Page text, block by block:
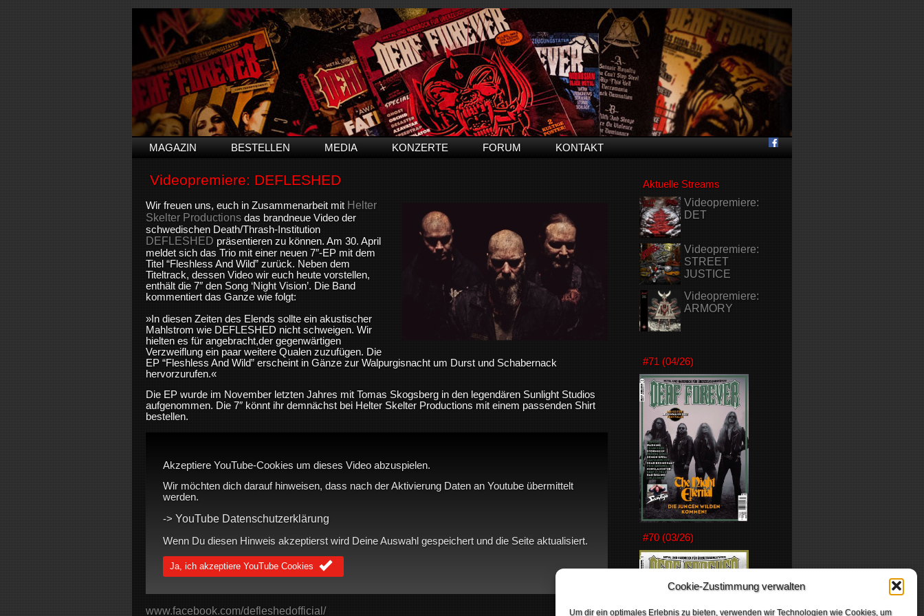
Cookie-Zustimmung verwalten
Um dir ein optimales Erlebnis zu bieten, verwenden wir Technologien wie Cookies, um
MAGAZIN BESTELLEN MEDIA KONZERTE FORUM KONTAKT
Videopremiere: DEFLESHED
Wir freuen uns, euch in Zusammenarbeit mit Helter
Skelter Productions das brandneue Video der
schwedischen Death/Thrash-Institution
DEFLESHED präsentieren zu können. Am 30. April
meldet sich das Trio mit einer neuen 7″-EP mit dem
Titel “Fleshless And Wild” zurück. Neben dem
Titeltrack, dessen Video wir euch heute vorstellen,
enthält die 7″ den Song ‘Night Vision’. Die Band
kommentiert das Ganze wie folgt:
»In diesen Zeiten des Elends sollte ein akustischer
Mahlstrom wie DEFLESHED nicht schweigen. Wir
hielten es für angebracht,der gegenwärtigen
Verzweiflung ein paar weitere Qualen zuzufügen. Die
EP “Fleshless And Wild” erscheint in Gänze zur Walpurgisnacht um Durst und Schabernack
hervorzurufen.«
Die EP wurde im November letzten Jahres mit Tomas Skogsberg in den legendären Sunlight Studios
aufgenommen. Die 7″ könnt ihr demnächst bei Helter Skelter Productions mit einem passenden Shirt
bestellen.
Akzeptiere YouTube-Cookies um dieses Video abzuspielen.
Wir möchten dich darauf hinweisen, dass nach der Aktivierung Daten an Youtube übermittelt
werden.
-> YouTube Datenschutzerklärung
Wenn Du diesen Hinweis akzeptierst wird Deine Auswahl gespeichert und die Seite aktualisiert.
Ja, ich akzeptiere YouTube Cookies
www.facebook.com/defleshedofficial/
Aktuelle Streams
Videopremiere:
DET
Videopremiere:
STREET
JUSTICE
Videopremiere:
ARMORY
#71 (04/26)
#70 (03/26)